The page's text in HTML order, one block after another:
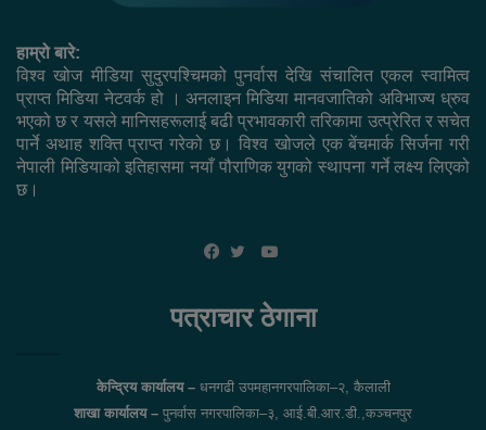
हाम्रो बारे:
विश्व खोज मीडिया सुदुरपश्चिमको पुनर्वास देखि संचालित एकल स्वामित्व
प्राप्त मिडिया नेटवर्क हो । अनलाइन मिडिया मानवजातिको अविभाज्य ध्रुव
भएको छ र यसले मानिसहरूलाई बढी प्रभावकारी तरिकामा उत्प्रेरित र सचेत
पार्ने अथाह शक्ति प्राप्त गरेको छ। विश्व खोजले एक बेंचमार्क सिर्जना गरी
नेपाली मिडियाको इतिहासमा नयाँ पौराणिक युगको स्थापना गर्ने लक्ष्य लिएको
छ।
YouTube
पत्राचार ठेगाना
केन्द्रिय कार्यालय –धनगढी उपमहानगरपालिका–२, कैलाली
शाखा कार्यालय – पुनर्वास नगरपालिका–३, आई.बी.आर.डी.,कञ्चनपुर